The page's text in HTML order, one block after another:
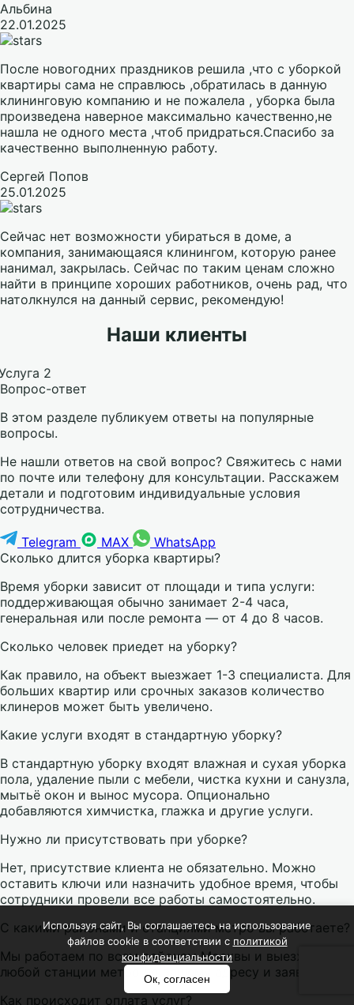
Альбина
22.01.2025
После новогодних праздников решила ,что с уборкой
квартиры сама не справлюсь ,обратилась в данную
клининговую компанию и не пожалела , уборка была
произведена наверное максимально качественно,не
нашла не одного места ,чтоб придраться.Спасибо за
качественно выполненную работу.
Сергей Попов
25.01.2025
Сейчас нет возможности убираться в доме, а
компания, занимающаяся клинингом, которую ранее
нанимал, закрылась. Сейчас по таким ценам сложно
найти в принципе хороших работников, очень рад, что
натолкнулся на данный сервис, рекомендую!
Наши клиенты
Вопрос-ответ
В этом разделе публикуем ответы на популярные
вопросы.
Не нашли ответов на свой вопрос? Свяжитесь с нами
по почте или телефону для консультации. Расскажем
детали и подготовим индивидуальные условия
сотрудничества.
Telegram MAX
WhatsApp
Сколько длится уборка квартиры?
Время уборки зависит от площади и типа услуги:
поддерживающая обычно занимает 2-4 часа,
генеральная или после ремонта — от 4 до 8 часов.
Сколько человек приедет на уборку?
Как правило, на объект выезжает 1-3 специалиста. Для
больших квартир или срочных заказов количество
клинеров может быть увеличено.
Какие услуги входят в стандартную уборку?
В стандартную уборку входят влажная и сухая уборка
пола, удаление пыли с мебели, чистка кухни и санузла,
мытьё окон и вынос мусора. Опционально
добавляются химчистка, глажка и другие услуги.
Нужно ли присутствовать при уборке?
Нет, присутствие клиента не обязательно. Можно
оставить ключи или назначить удобное время, чтобы
сотрудники провели все работы самостоятельно.
С какими районами и станциями метро вы работаете?
Мы работаем по всем районам Москвы и выезжаем к
любой станции метро по вашему адресу и заявке.
Как происходит оплата услуг?
Используя сайт, Вы соглашаетесь на использование
файлов cookie в соответствии с политикой
конфиденциальности
Ок, согласен